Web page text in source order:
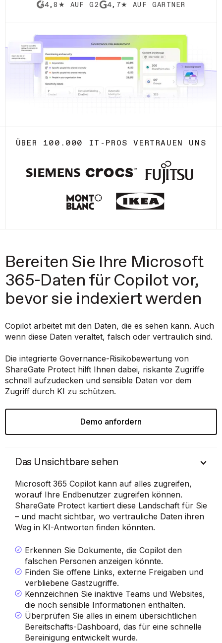
4,8★ AUF G2 4,7★ AUF GARTNER
ÜBER 100.000 IT-PROS VERTRAUEN UNS
Bereiten Sie Ihre Microsoft
365-Daten für Copilot vor,
bevor sie indexiert werden
Copilot arbeitet mit den Daten, die es sehen kann. Auch
wenn diese Daten veraltet, falsch oder vertraulich sind.
Die integrierte Governance-Risikobewertung von
ShareGate Protect hilft Ihnen dabei, riskante Zugriffe
schnell aufzudecken und sensible Daten vor dem
Zugriff durch KI zu schützen.
Demo anfordern
Das Unsichtbare sehen
Microsoft 365 Copilot kann auf alles zugreifen,
worauf Ihre Endbenutzer zugreifen können.
ShareGate Protect kartiert diese Landschaft für Sie
– und macht sichtbar, wo vertrauliche Daten ihren
Weg in KI-Antworten finden könnten.
Erkennen Sie Dokumente, die Copilot den
falschen Personen anzeigen könnte.
Finden Sie offene Links, externe Freigaben und
verbliebene Gastzugriffe.
Kennzeichnen Sie inaktive Teams und Websites,
die noch sensible Informationen enthalten.
Überprüfen Sie alles in einem übersichtlichen
Bereitschafts-Dashboard, das für eine schnelle
Bereinigung entwickelt wurde.